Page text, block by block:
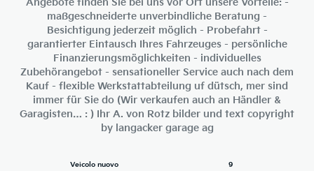
Angebote finden Sie bei uns vor Ort unsere Vorteile: -
maßgeschneiderte unverbindliche Beratung -
Besichtigung jederzeit möglich - Probefahrt -
garantierter Eintausch Ihres Fahrzeuges - persönliche
Finanzierungsmöglichkeiten - individuelles
Zubehörangebot - sensationeller Service auch nach dem
Kauf - flexible Werkstattabteilung uf dütsch, mer sind
immer für Sie do (Wir verkaufen auch an Händler &
Garagisten… : ) Ihr A. von Rotz bilder und text copyright
by langacker garage ag
Veicolo nuovo
9